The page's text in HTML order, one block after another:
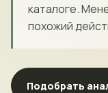
каталоге.
похожий
Подобрать